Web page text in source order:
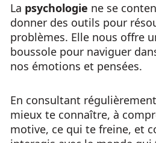
La psychologie ne se
donner des outils pour
problèmes. Elle nous offre
boussole pour naviguer
nos émotions et pensées.
En consultant
mieux te connaître, à
motive, ce qui te freine, et